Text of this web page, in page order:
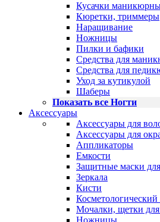
Кусачки
Кюретки, триммеры
Наращивание
Ножницы
Пилки и бафики
Средства для
Средства для
Уход за кутикулой
Шаберы
Показать все Ногти
Аксессуары
Аксессуары для
Аксессуары для
Аппликаторы
Емкости
Защитные маски
Зеркала
Кисти
Мочалки, щетки для